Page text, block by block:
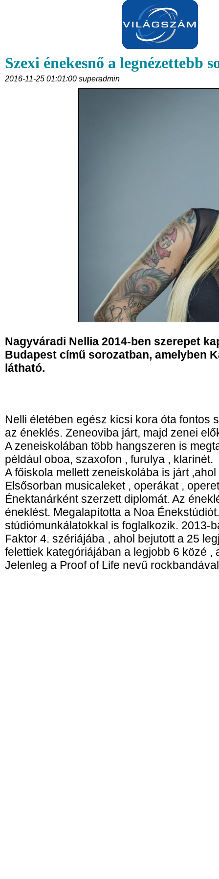
Szexi énekesnő a legnézettebb
2016-11-25 01:01:00 superadmin
Nagyváradi Nellia 2014-ben szerepet
Budapest című sorozatban, amelyben
látható.
Nelli életében egész kicsi kora óta fontos
az éneklés. Zeneoviba járt, majd zenei
A zeneiskolában több hangszeren is
például oboa, szaxofon , furulya , klarinét.
A főiskola mellett zeneiskolába is járt
Elsősorban musicaleket , operákat ,
Énektanárként szerzett diplomát. Az
éneklést. Megalapította a Noa
stúdiómunkálatokkal is foglalkozik. 2013-
Faktor 4. szériájába , ahol bejutott a 25
felettiek kategóriájában a legjobb 6 közé ,
Jelenleg a Proof of Life nevű